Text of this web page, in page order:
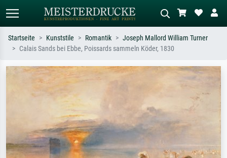
Suchen Sie nach Künstlern, Werktiteln
oder Stilen – z.B. Monet,
Sternennacht, Impressionismus, Welle
Hokusai, Akt.
Beschreiben Sie die Szene – z.B. Grüne
Wiese, Abstrakt mit viel Rot, Dunkles
Ölgemälde, Stehender Akt neben einem
Startseite Kunststile Romantik
Joseph Mallord William Turner
Calais Sands bei Ebbe, Poissards sammeln Köder, 1830